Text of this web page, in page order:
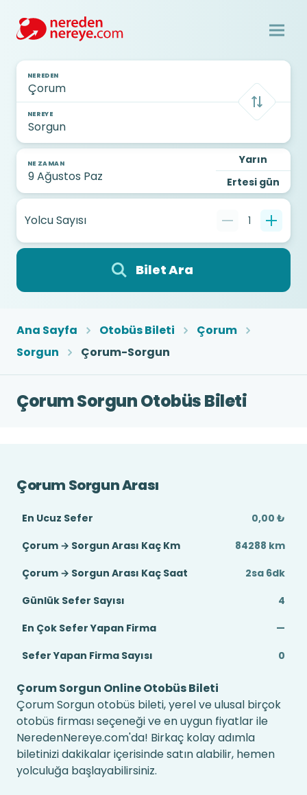
NEREDEN
NEREYE
NE ZAMAN
Yarın
Ertesi gün
Yolcu Sayısı 1
Bilet Ara
Ana Sayfa Otobüs Bileti
Çorum
Sorgun
Çorum-Sorgun
Çorum Sorgun Otobüs Bileti
Çorum Sorgun Arası
En Ucuz Sefer
0,00 ₺
Çorum → Sorgun Arası Kaç Km
84288 km
Çorum → Sorgun Arası Kaç Saat
2sa 6dk
Günlük Sefer Sayısı
4
En Çok Sefer Yapan Firma
—
Sefer Yapan Firma Sayısı
0
Çorum Sorgun Online Otobüs Bileti
Çorum Sorgun otobüs bileti, yerel ve ulusal birçok
otobüs firması seçeneği ve en uygun fiyatlar ile
NeredenNereye.com'da! Birkaç kolay adımla
biletinizi dakikalar içerisinde satın alabilir, hemen
yolculuğa başlayabilirsiniz.